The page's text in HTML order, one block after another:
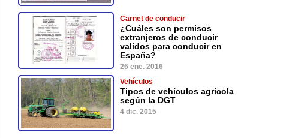
Carnet de conducir
¿Cuáles son permisos
extranjeros de conducir
validos para conducir en
España?
26 ene. 2016
Vehículos
Tipos de vehículos agricola
según la DGT
4 dic. 2015